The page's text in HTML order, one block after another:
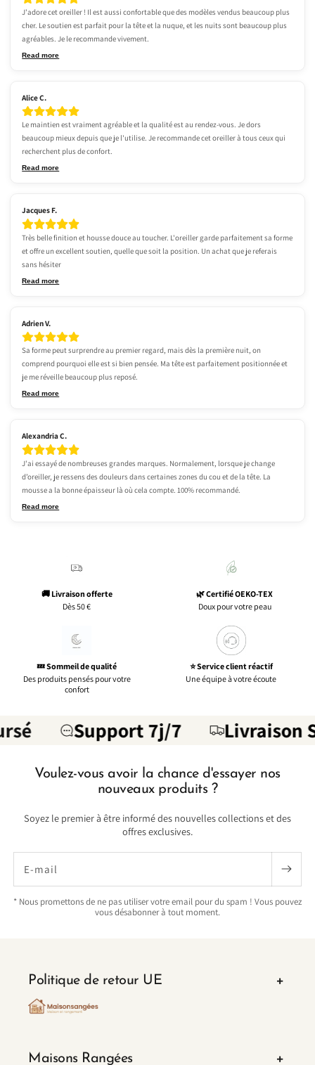
J'adore cet oreiller ! Il est aussi confortable que des modèles vendus beaucoup plus
cher. Le soutien est parfait pour la tête et la nuque, et les nuits sont beaucoup plus
agréables. Je le recommande vivement.
Read more
Alice C.
Le maintien est vraiment agréable et la qualité est au rendez-vous. Je dors
beaucoup mieux depuis que je l'utilise. Je recommande cet oreiller à tous ceux qui
recherchent plus de confort.
Read more
Jacques F.
Très belle finition et housse douce au toucher. L'oreiller garde parfaitement sa forme
et offre un excellent soutien, quelle que soit la position. Un achat que je referais
sans hésiter
Read more
Adrien V.
Sa forme peut surprendre au premier regard, mais dès la première nuit, on
comprend pourquoi elle est si bien pensée. Ma tête est parfaitement positionnée et
je me réveille beaucoup plus reposé.
Read more
Alexandria C.
J'ai essayé de nombreuses grandes marques. Normalement, lorsque je change
d’oreiller, je ressens des douleurs dans certaines zones du cou et de la tête. La
mousse a la bonne épaisseur là où cela compte. 100% recommandé.
Read more
🚚 Livraison offerte
Dès 50 €
🌿 Certifié OEKO-TEX
Doux pour votre peau
💤 Sommeil de qualité
Des produits pensés pour votre
confort
⭐ Service client réactif
Une équipe à votre écoute
Support 7j/7 Livraison
Voulez-vous avoir la chance d'essayer nos
nouveaux produits ?
Soyez le premier à être informé des nouvelles collections et des
offres exclusives.
E-mail
* Nous promettons de ne pas utiliser votre email pour du spam ! Vous pouvez
vous désabonner à tout moment.
Politique de retour UE
Maisons Rangées